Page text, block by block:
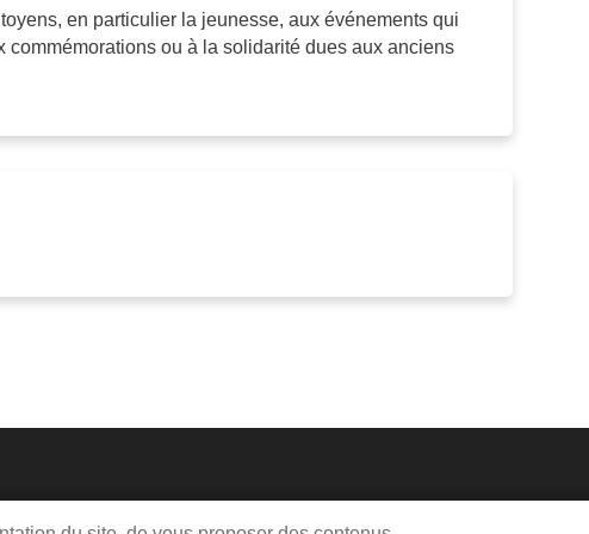
en particulier la jeunesse, aux événements qui
commémorations ou à la solidarité dues aux anciens